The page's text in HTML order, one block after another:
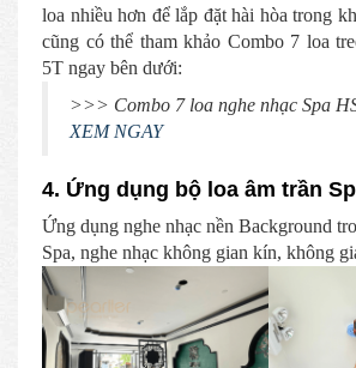
loa nhiều hơn để lắp đặt hài hòa trong
cũng có thể tham khảo Combo 7 loa
5T ngay bên dưới:
>>> Combo 7 loa nghe nhạc Spa
XEM NGAY
4. Ứng dụng bộ loa âm trần
Ứng dụng nghe nhạc nền Background
Spa, nghe nhạc không gian kín, không